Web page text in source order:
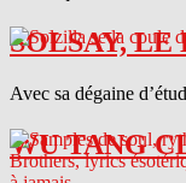
SOLSAY,
Avec sa dégaine
WU TANG